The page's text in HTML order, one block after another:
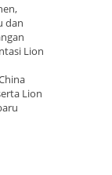
dan
Lion
Lion